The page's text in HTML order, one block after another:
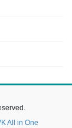
All in One